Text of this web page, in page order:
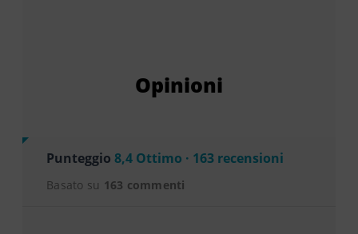
Opinioni
Punteggio 8,4 Ottimo · 163 recensioni
Basato su 163 commenti